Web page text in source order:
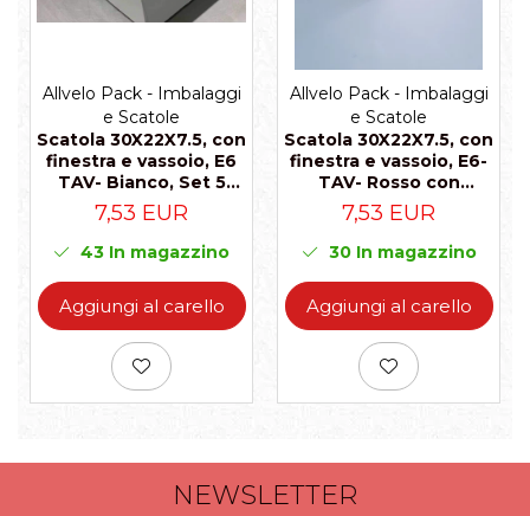
Allvelo Pack - Imbalaggi
e Scatole
Scatola 30X22X7.5, con
finestra e vassoio, E6
TAV- Bianco, Set 5
Pezzi
7,53 EUR
43 In magazzino
Aggiungi al carello
Allvelo Pack - Imbalaggi
e Scatole
Scatola 30X22X7.5, con
finestra e vassoio, E6-
TAV- Rosso con
puntini, Set 5 Pezzi
7,53 EUR
30In magazzino
Aggiungi al carello
NEWSLETTER